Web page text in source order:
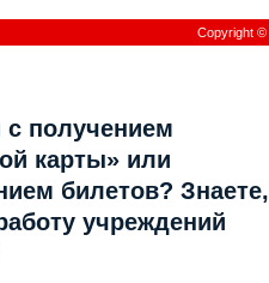
Copyright
получением
карты» или
билетов?
учреждений